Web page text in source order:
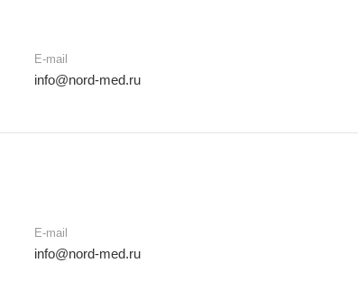
E-mail
info@nord-med.ru
E-mail
info@nord-med.ru